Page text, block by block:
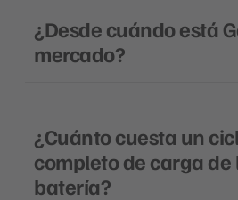
¿Desde cuándo está
mercado?
¿Cuánto cuesta un
completo de carga de
batería?